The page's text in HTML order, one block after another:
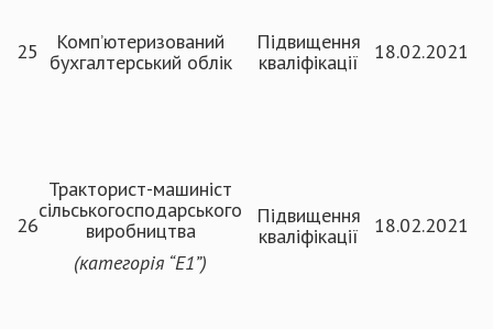
25
Комп’ютеризований
бухгалтерський облік
Підвищення
кваліфікації
18.02.2021
26
Тракторист-машиніст
сільськогосподарського
виробництва
(категорія “Е1”)
Підвищення
кваліфікації
18.02.2021